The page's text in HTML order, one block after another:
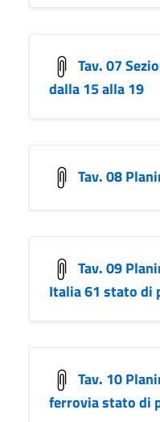
Tav. 07
dalla 15 alla 19
Tav. 08
Tav. 09
Italia 61 stato di
Tav. 10
ferrovia stato di